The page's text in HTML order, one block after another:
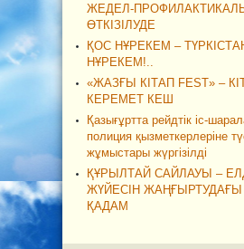
ЖЕДЕЛ-
ӨТКІЗІЛУДЕ
ҚОС НҰРЕКЕМ –
НҰРЕКЕМ!..
«ЖАЗҒЫ КІТАП FEST» –
КЕРЕМЕТ КЕШ
Қазығұртта рейдтік іс-
полиция қызметкерлеріне
жұмыстары жүргізілді
ҚҰРЫЛТАЙ САЙЛАУЫ –
ЖҮЙЕСІН
ҚАДАМ